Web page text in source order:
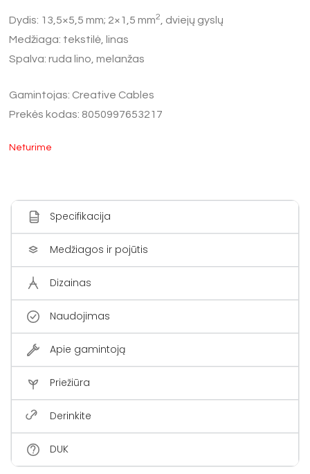
Dydis: 13,5×5,5 mm; 2×1,5 mm2
, dviejų gyslų
Medžiaga: tekstilė, linas
Spalva: ruda lino, melanžas
Gamintojas: Creative Cables
Prekės kodas: 8050997653217
Neturime
Specifikacija
Medžiagos ir pojūtis
Dizainas
Naudojimas
Apie gamintoją
Priežiūra
Derinkite
DUK